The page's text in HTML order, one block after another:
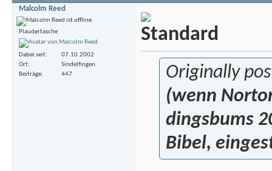
Malcolm Reed
Plaudertasche
Dabei seit
07.10.2002
Ort
Sindelfingen
Beiträge
447
Originally
(wenn
dingsbums
Bibel,